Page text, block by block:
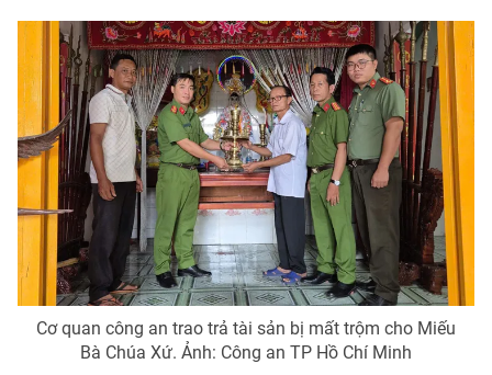
Thế giới đó đây
Câu chuyện quốc tế
Kinh tế
Tài chính
Thị trường
Góc doanh nghiệp
Dữ liệu và đời sống
Truyền hình
Phim VTV
Hậu trường
Nhân vật
Khán giả
Giải trí
Điện ảnh
Âm nhạc
Đời sống
Du lịch
Giáo dục
Cơ quan công an trao trả tài sản bị mất trộm cho Miếu
Bà Chúa Xứ. Ảnh: Công an TP Hồ Chí Minh